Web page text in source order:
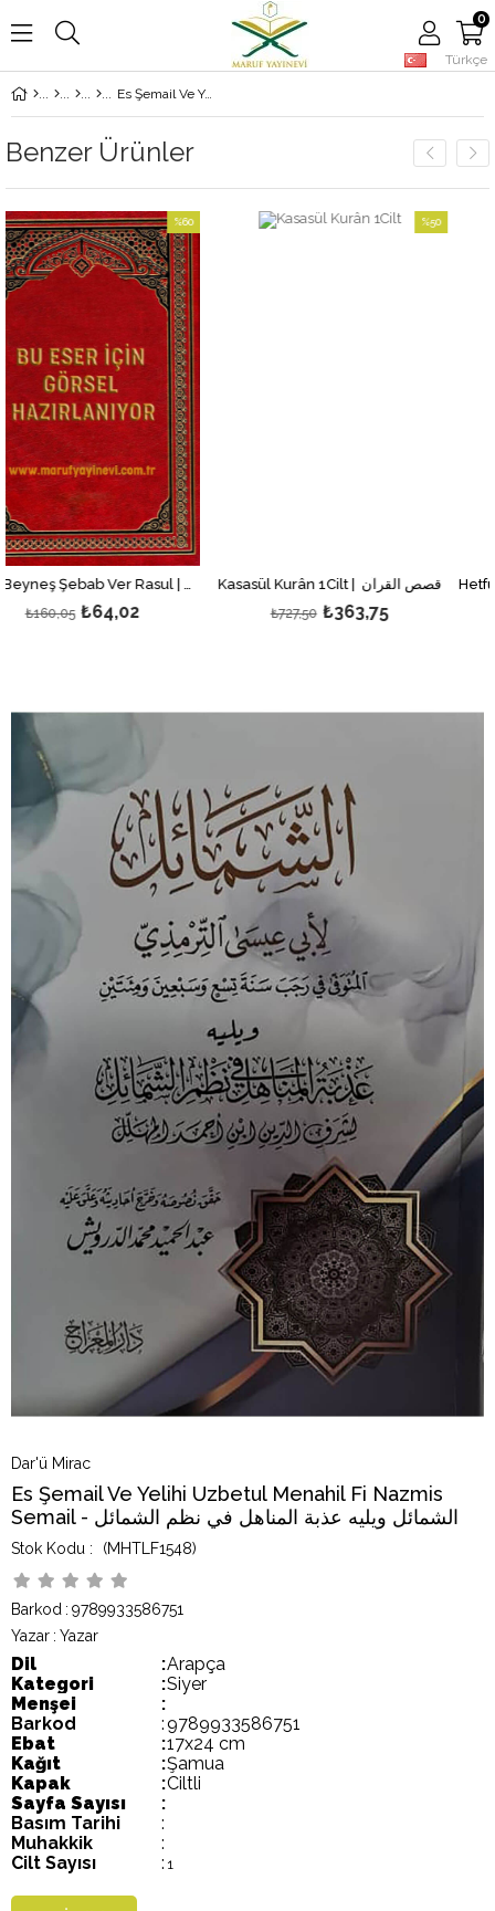
Türkçe
0
Es Şemail Ve Yelihi Uzbetul Menahil Fi Nazmis Semail - الشمائل ويليه عذبة المناهل في نظم الشمائل
Benzer Ürünler
Hıvar Beyneş Şebab Ver Rasul | حوار بين الشباب والرسول
₺64,02
%60
İndirim
%60İndirim
Kasasül Kurân 1Cilt | قصص القرآن
₺363,75
%50
Dar'ü Mirac
Es Şemail Ve Yelihi Uzbetul Menahil Fi Nazmis
Semail - الشمائل ويليه عذبة المناهل في نظم الشمائل
(MHTLF1548)
Barkod : 9789933586751
Yazar : Yazar
Dil :Arapça
Kategori
:Siyer
Menşei
:
Barkod
:9789933586751
Ebat
:17x24 cm
Kağıt
:Şamua
Kapak
:Ciltli
Sayfa Sayısı
:
Basım Tarihi
:
Muhakkik
:
Cilt Sayısı
: 1